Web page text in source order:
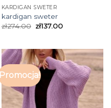
KARDIGAN SWETER
kardigan sweter
zł274.00 zł137.00
Promocja!